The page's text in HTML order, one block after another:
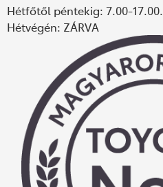
Hétfőtől péntekig: 7.00-17.00.
Hétvégén: ZÁRVA